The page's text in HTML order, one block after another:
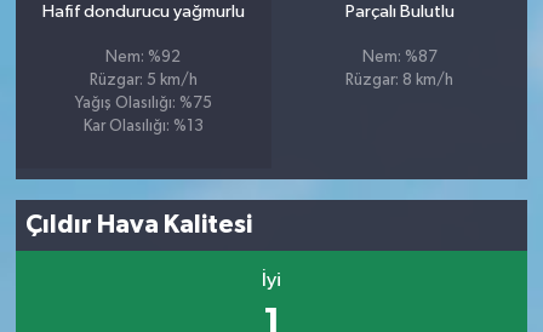
Hafif dondurucu yağmurlu
Nem: %92
Rüzgar: 5 km/h
Yağış Olasılığı: %75
Kar Olasılığı: %13
Parçalı Bulutlu
Nem: %87
Rüzgar: 8 km/h
Çıldır Hava Kalitesi
İyi
1